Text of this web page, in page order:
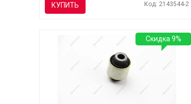
КУПИТЬ Код: 2143544-2
Скидка 9%